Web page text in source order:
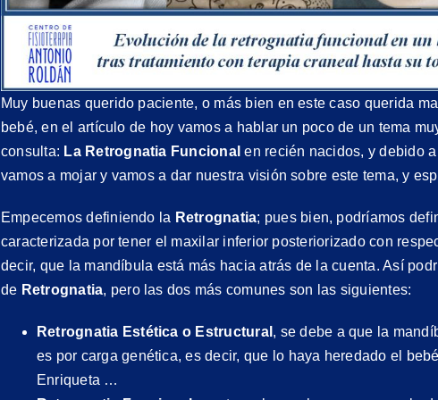
Muy buenas querido paciente, o más bien en este caso querida
bebé, en el artículo de hoy vamos a hablar un poco de un tema
consulta: La Retrognatia Funcional en recién nacidos, y debido
vamos a mojar y vamos a dar nuestra visión sobre este tema, y
Empecemos definiendo la Retrognatia; pues bien, podríamos
caracterizada por tener el maxilar inferior posteriorizado con
decir, que la mandíbula está más hacia atrás de la cuenta. Así
de Retrognatia, pero las dos más comunes son las siguientes:
Retrognatia Estética o Estructural , se debe a que la
es por carga genética, es decir, que lo haya heredado el
Enriqueta …